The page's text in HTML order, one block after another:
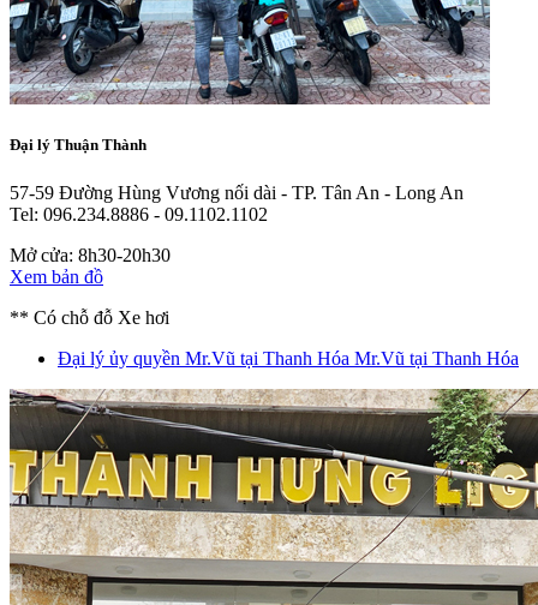
Đại lý Thuận Thành
57-59 Đường Hùng Vương nối dài - TP. Tân An - Long An
Tel: 096.234.8886 - 09.1102.1102
Mở cửa: 8h30-20h30
Xem bản đồ
** Có chỗ đỗ Xe hơi
Đại lý ủy quyền Mr.Vũ tại Thanh Hóa Mr.Vũ tại Thanh Hóa